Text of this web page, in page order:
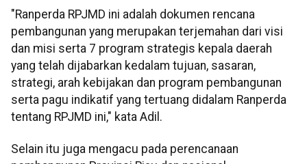
"Ranperda RPJMD ini adalah dokumen rencana
pembangunan yang merupakan terjemahan dari visi
dan misi serta 7 program strategis kepala daerah
yang telah dijabarkan kedalam tujuan, sasaran,
strategi, arah kebijakan dan program pembangunan
serta pagu indikatif yang tertuang didalam Ranperda
tentang RPJMD ini," kata Adil.
Selain itu juga mengacu pada perencanaan